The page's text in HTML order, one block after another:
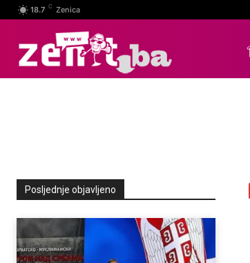
18.7 C Zenica
Posljednje objavljeno